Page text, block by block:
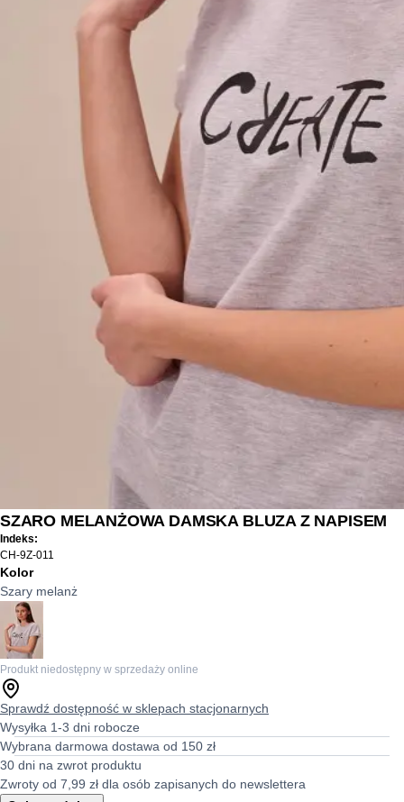
SZARO MELANŻOWA DAMSKA BLUZA Z NAPISEM
Indeks:
CH-9Z-011
Kolor
Szary melanż
Produkt niedostępny w sprzedaży online
Sprawdź dostępność w sklepach stacjonarnych
Wysyłka 1-3 dni robocze
Wybrana darmowa dostawa od 150 zł
30 dni na zwrot produktu
Zwroty od 7,99 zł dla osób zapisanych do newslettera